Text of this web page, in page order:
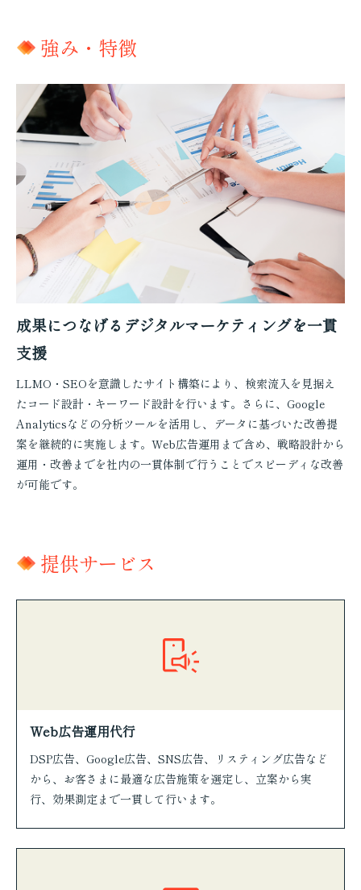
強み・特徴
成果につなげるデジタルマーケティングを一貫
支援
LLMO・SEOを意識したサイト構築により、検索流入を見据え
たコード設計・キーワード設計を行います。さらに、Google
Analyticsなどの分析ツールを活用し、データに基づいた改善提
案を継続的に実施します。Web広告運用まで含め、戦略設計から
運用・改善までを社内の一貫体制で行うことでスピーディな改善
が可能です。
提供サービス
Web広告運用代行
DSP広告、Google広告、SNS広告、リスティング広告など
から、お客さまに最適な広告施策を選定し、立案から実
行、効果測定まで一貫して行います。